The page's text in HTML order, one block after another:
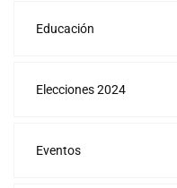
Educación
Elecciones 2024
Eventos